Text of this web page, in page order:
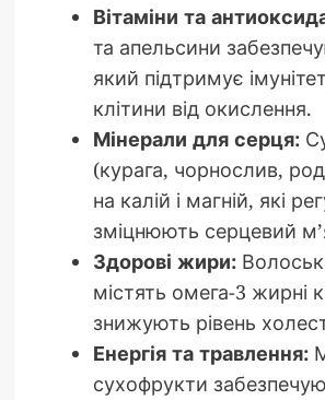
Вітаміни та
та апельсини
який підтримує
клітини від окислення.
Мінерали для серця:
(курага, чорнослив,
на калій і магній, які
зміцнюють серцевий
Здорові жири:
містять омега-3 жирні
знижують рівень
Енергія та травлення:
сухофрукти